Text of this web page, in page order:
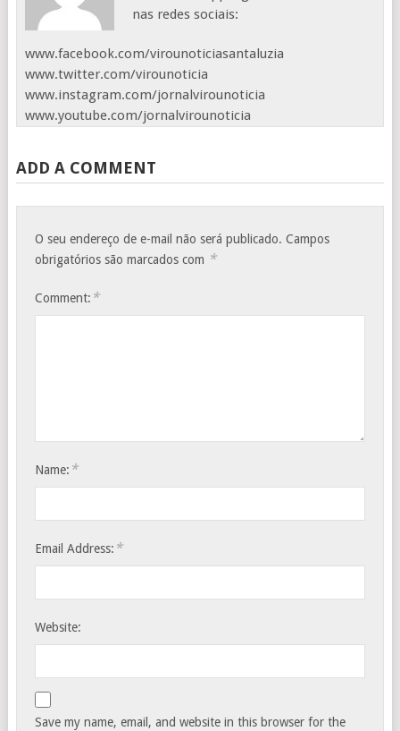
nas redes sociais:
www.facebook.com/virounoticiasantaluzia
www.twitter.com/virounoticia
www.instagram.com/jornalvirounoticia
www.youtube.com/jornalvirounoticia
ADD A COMMENT
O seu endereço de e-mail não será publicado. Campos
obrigatórios são marcados com *
Comment: *
Name: *
Email Address: *
Website:
Save my name, email, and website in this browser for the